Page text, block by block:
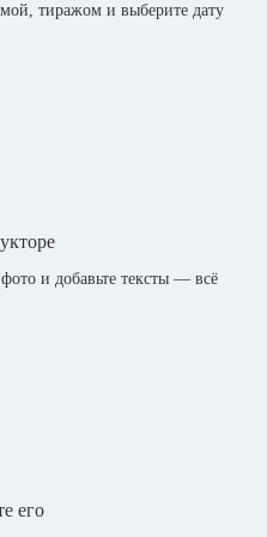
тиражом и выберите дату
и добавьте тексты — всё
его